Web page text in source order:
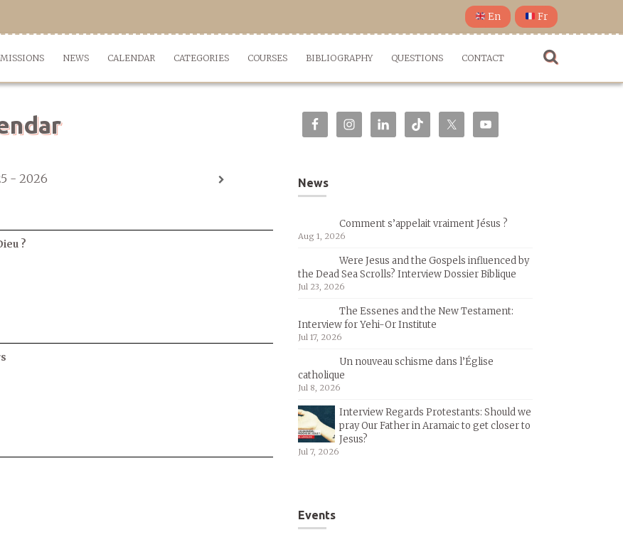
En Fr
MISSIONS NEWS CALENDAR CATEGORIES COURSES BIBLIOGRAPHY QUESTIONS CONTACT
- 2026
?
News
Comment s’appelait vraiment Jésus ?
Aug 1, 2026
Were Jesus and the Gospels influenced by
the Dead Sea Scrolls? Interview Dossier Biblique
Jul 23, 2026
The Essenes and the New Testament:
Interview for Yehi-Or Institute
Jul 17, 2026
Un nouveau schisme dans l’Église
catholique
Jul 8, 2026
Interview Regards Protestants: Should we
pray Our Father in Aramaic to get closer to
Jesus?
Jul 7, 2026
Events